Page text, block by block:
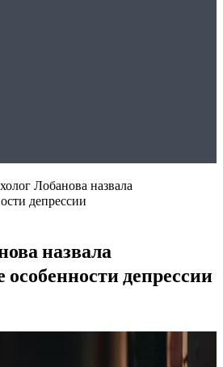
Лобанова назвала
депрессии
назвала
депрессии